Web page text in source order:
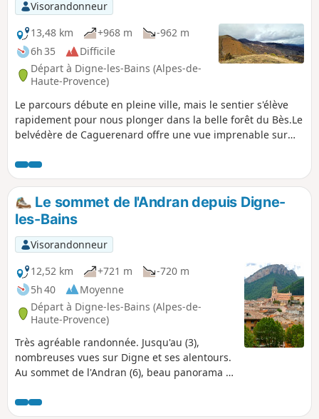
Visorandonneur
13,48 km
+968 m
-962 m
6h 35
Difficile
Départ à Digne-les-Bains (Alpes-de-
Haute-Provence)
Le parcours débute en pleine ville, mais le sentier s'élève
rapidement pour nous plonger dans la belle forêt du Bès.Le
belvédère de Caguerenard offre une vue imprenable sur
qu'au sommet de Martignon, une vue panoramique à 360°
s'étend sur les massifs environnants, un véritable spectacle
naturel. Pour conclure cette belle aventure, le retour
traverse le charmant village de Courbons, ajoutant une
touche pittoresque et authentique à cette journée
inoubliable.
Le sommet de l'Andran depuis Digne-
les-Bains
Visorandonneur
12,52 km
+721 m
-720 m
5h 40
Moyenne
Départ à Digne-les-Bains (Alpes-de-
Haute-Provence)
Très agréable randonnée. Jusqu'au (3),
nombreuses vues sur Digne et ses alentours.
Au sommet de l'Andran (6), beau panorama à
Courbons.